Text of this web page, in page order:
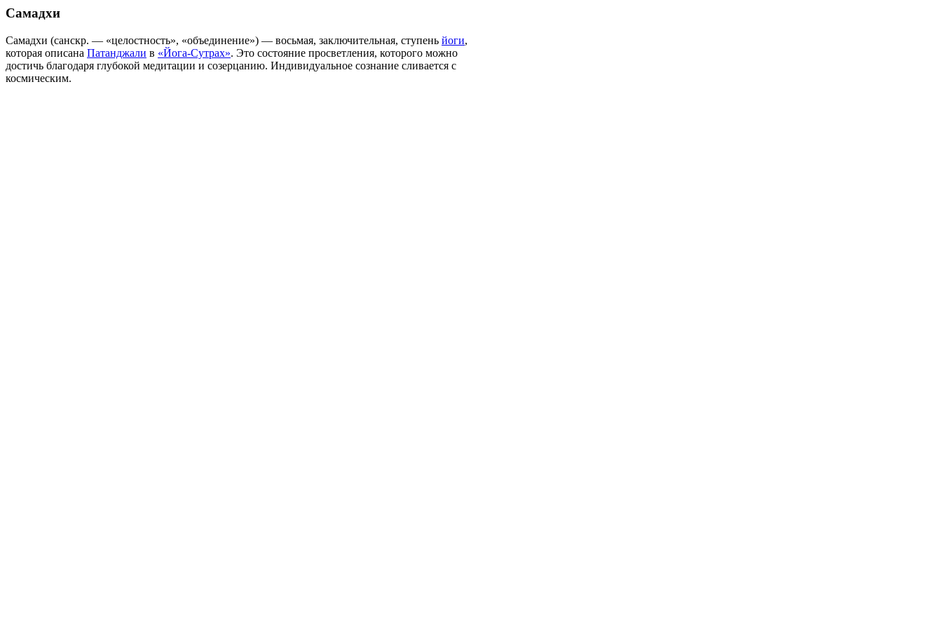
Самадхи
Самадхи (санскр. — «целостность», «объединение») — восьмая, заключительная, ступень йоги,
которая описана Патанджали в «Йога-Сутрах». Это состояние просветления, которого можно
достичь благодаря глубокой медитации и созерцанию. Индивидуальное сознание сливается с
космическим.